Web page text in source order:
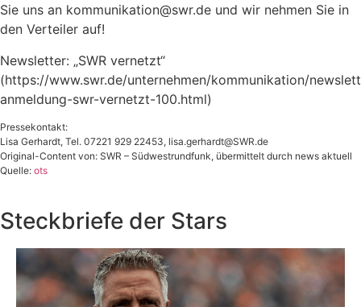
Sie uns an kommunikation@swr.de und wir nehmen Sie in
den Verteiler auf!
Newsletter: „SWR vernetzt“
(https://www.swr.de/unternehmen/kommunikation/
anmeldung-swr-vernetzt-100.html)
Pressekontakt:
Lisa Gerhardt, Tel. 07221 929 22453, lisa.gerhardt@SWR.de
Original-Content von: SWR – Südwestrundfunk, übermittelt durch news aktuell
Quelle: ots
Steckbriefe der Stars